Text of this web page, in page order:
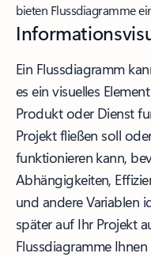
bieten Flussdiagramme
Ein Flussdiagramm
es ein visuelles
Produkt oder Dienst
Projekt fließen soll
funktionieren kann,
Abhängigkeiten,
und andere Variablen
später auf Ihr Projekt
Flussdiagramme